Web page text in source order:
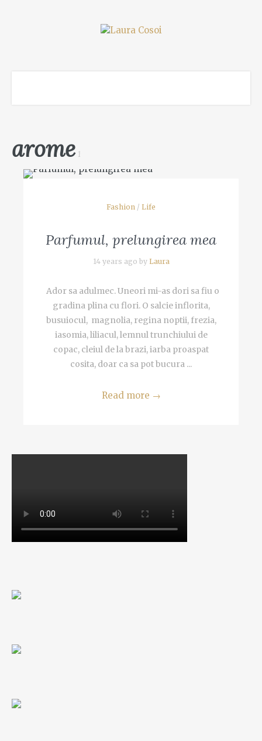
arome1
Fashion / Life
Parfumul, prelungirea mea
14 years ago by Laura
Ador sa adulmec. Uneori mi-as dori sa fiu o
gradina plina cu flori. O salcie inflorita,
busuiocul, magnolia, regina noptii, frezia,
iasomia, liliacul, lemnul trunchiului de
copac, cleiul de la brazi, iarba proaspat
cosita, doar ca sa pot bucura ...
Read more →